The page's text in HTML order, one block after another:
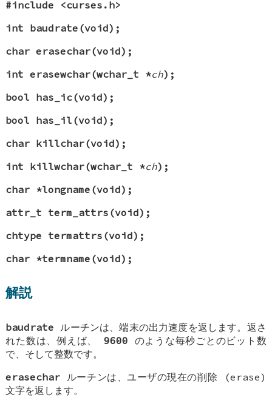
#include <curses.h>
int baudrate(void);
char erasechar(void);
int erasewchar(wchar_t *ch);
bool has_ic(void);
bool has_il(void);
char killchar(void);
int killwchar(wchar_t *ch);
char *longname(void);
attr_t term_attrs(void);
chtype termattrs(void);
char *termname(void);
解説
baudrate ルーチンは、端末の出力速度を返します。返さ
れた数は、例えば、 9600 のような毎秒ごとのビット数
で、そして整数です。
erasechar ルーチンは、ユーザの現在の削除 (erase)
文字を返します。